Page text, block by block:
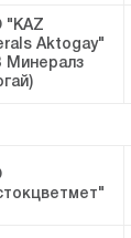
"KAZ
Aktogay"
Минералз